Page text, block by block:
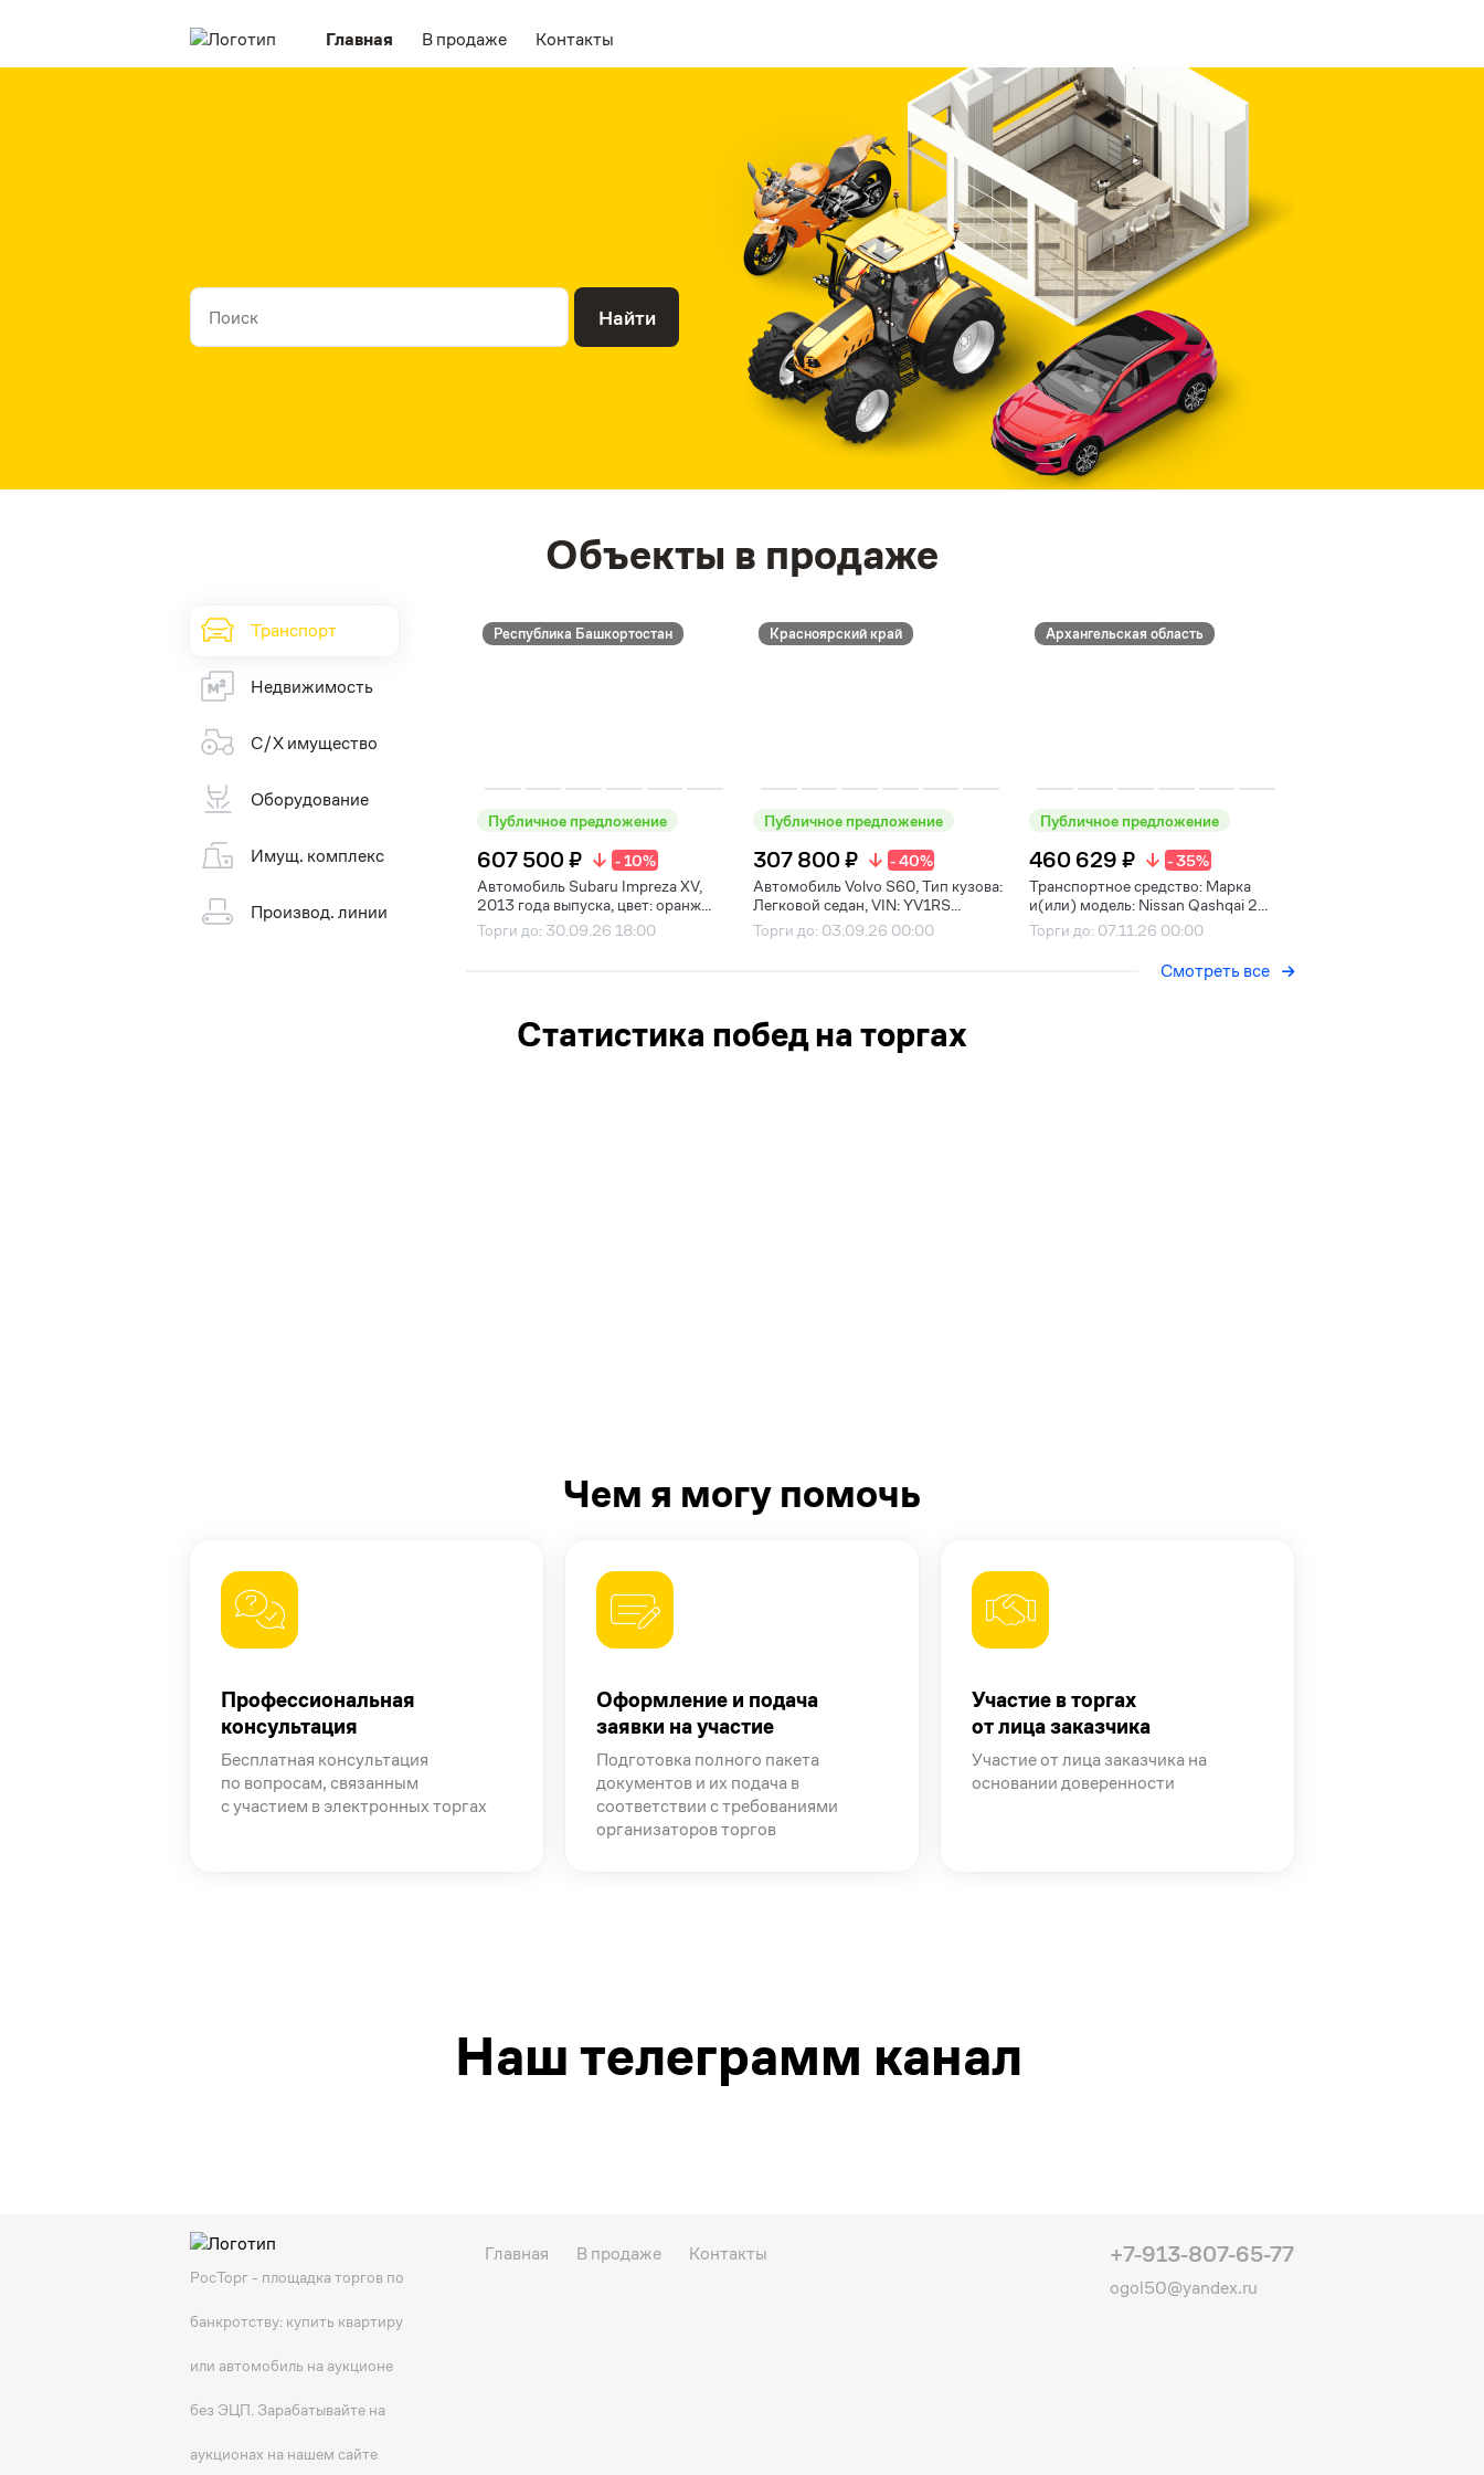
Главная В продаже Контакты
Найти
Объекты в продаже
Транспорт
Недвижимость
С/Х имущество
Оборудование
Имущ. комплекс
Производ. линии
Республика Башкортостан
Публичное предложение
607 500 ₽
- 10%
Автомобиль Subaru Impreza XV,
2013 года выпуска, цвет: оранж...
Торги до: 30.09.26 18:00
Красноярский край
Публичное предложение
307 800 ₽
- 40%
Автомобиль Volvo S60, Тип кузова:
Легковой седан, VIN: YV1RS...
Торги до: 03.09.26 00:00
Архангельская область
Публичное предложение
460 629 ₽
- 35%
Транспортное средство: Марка
и(или) модель: Nissan Qashqai 2...
Торги до: 07.11.26 00:00
Смотреть все
Статистика побед на торгах
Чем я могу помочь
Профессиональная
консультация
Бесплатная консультация
по вопросам, связанным
с участием в электронных торгах
Оформление и подача
заявки на участие
Подготовка полного пакета
документов и их подача в
соответствии с требованиями
организаторов торгов
Участие в торгах
от лица заказчика
Участие от лица заказчика на
основании доверенности
Наш телеграмм канал
РосТорг - площадка торгов по
банкротству: купить квартиру
или автомобиль на аукционе
без ЭЦП. Зарабатывайте на
аукционах на нашем сайте
Главная В продаже Контакты +7-913-807-65-77
ogol50@yandex.ru